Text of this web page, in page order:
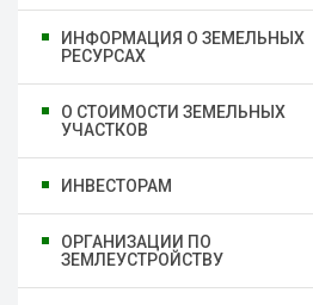
ИНФОРМАЦИЯ О ЗЕМЕЛЬНЫХ
РЕСУРСАХ
О СТОИМОСТИ ЗЕМЕЛЬНЫХ
УЧАСТКОВ
ИНВЕСТОРАМ
ОРГАНИЗАЦИИ ПО
ЗЕМЛЕУСТРОЙСТВУ